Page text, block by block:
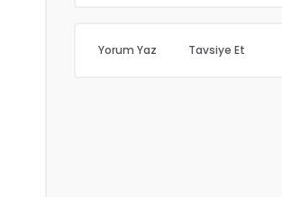
Yorum Yaz Tavsiye Et